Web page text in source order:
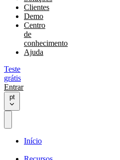
Clientes
Demo
Centro
de
conhecimento
Ajuda
Teste
grátis
Entrar
pt
Início